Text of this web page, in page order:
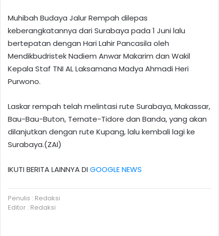
Muhibah Budaya Jalur Rempah dilepas
keberangkatannya dari Surabaya pada 1 Juni lalu
bertepatan dengan Hari Lahir Pancasila oleh
Mendikbudristek Nadiem Anwar Makarim dan Wakil
Kepala Staf TNI AL Laksamana Madya Ahmadi Heri
Purwono.
Laskar rempah telah melintasi rute Surabaya, Makassar,
Bau-Bau-Buton, Ternate-Tidore dan Banda, yang akan
dilanjutkan dengan rute Kupang, lalu kembali lagi ke
Surabaya.(ZAI)
IKUTI BERITA LAINNYA DIGOOGLE NEWS
Penulis : Redaksi
Editor : Redaksi